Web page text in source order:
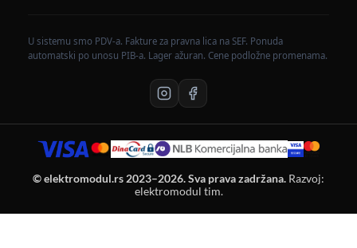
U sistemu smo PDV-a. Fakture za pravna lica na SEF. Ponuda
automatski po unosu PIB-a. Lager ažuran. Cene podložne promenama.
© elektromodul.rs 2023–2026. Sva prava zadržana. Razvoj:
elektromodul tim.